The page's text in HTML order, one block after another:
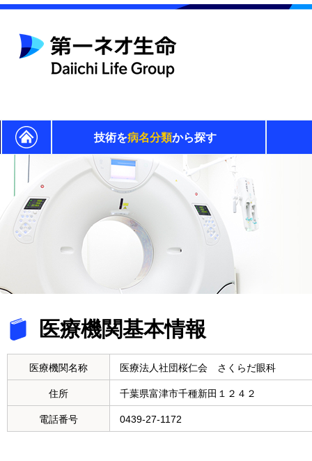
技術を病名分類から探す
医療機関基本情報
医療機関名称 医療法人社団桜仁会 さくらだ眼科
住所 千葉県富津市千種新田１２４２
電話番号 0439-27-1172